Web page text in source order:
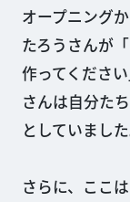
オープニング
たろうさんが
作ってくださ
さんは自分た
としていました
さらに、ここ